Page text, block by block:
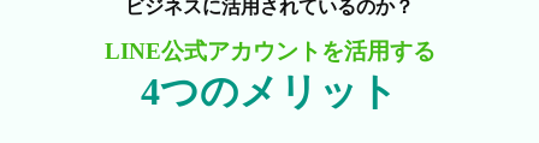
ビジネスに活用されているのか？
LINE公式アカウントを活用する
4つのメリット